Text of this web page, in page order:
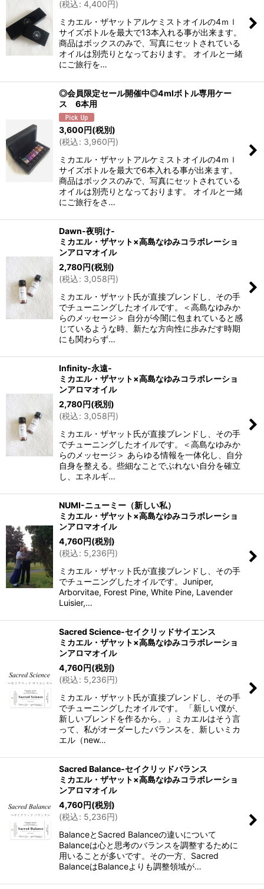
(税込: 4,400円)
ミカエル・ザヤットアルケミストオイルの4ｍｌ
サイズボトルを最大で13本入れる事が出来ます。
商品はボックスのみで、写真にセットされている
オイルは別売りとなっております。 オイルと一緒
にご旅行を…
◎会員限定セール開催中◎4mlボトル専用ケー
ス 6本用
3,600円(税別)
(税込: 3,960円)
ミカエル・ザヤットアルケミストオイルの4ｍｌ
サイズボトルを最大で6本入れる事が出来ます。
商品はボックスのみで、写真にセットされている
オイルは別売りとなっております。 オイルと一緒
にご旅行をさ…
Dawn-夜明け-
ミカエル・ザヤット×高島なゆみコラボレーショ
ンアロマオイル
2,780円(税別)
(税込: 3,058円)
ミカエル・ザヤット氏が直接ブレンドし、その手
でチューニングしたオイルです。＜高島なゆみか
らのメッセージ＞ 自分が今闇に包まれていると感
じているような時、新たな方向性に歩みだす時期
にも関わらず…
Infinity-永遠-
ミカエル・ザヤット×高島なゆみコラボレーショ
ンアロマオイル
2,780円(税別)
(税込: 3,058円)
ミカエル・ザヤット氏が直接ブレンドし、その手
でチューニングしたオイルです。＜高島なゆみか
らのメッセージ＞ あらゆる情報を一体化し、自分
自身を整える。些細なことでぶれない自分を確立
し、エネルギ…
NUMI-ニューミー（新しい私）
ミカエル・ザヤット×高島なゆみコラボレーショ
ンアロマオイル
4,760円(税別)
(税込: 5,236円)
ミカエル・ザヤット氏が直接ブレンドし、その手
でチューニングしたオイルです。Juniper,
Arborvitae, Forest Pine, White Pine, Lavender
Luisier,…
Sacred Science-セイクリッドサイエンス
ミカエル・ザヤット×高島なゆみコラボレーショ
ンアロマオイル
4,760円(税別)
(税込: 5,236円)
ミカエル・ザヤット氏が直接ブレンドし、その手
でチューニングしたオイルです。 「新しい僕が、
新しいブレンドを作るから。」ミカエルはそう言
って、私がオーダーしたバランスを、新しいミカ
エル（new…
Sacred Balance-セイクリッドバランス
ミカエル・ザヤット×高島なゆみコラボレーショ
ンアロマオイル
4,760円(税別)
(税込: 5,236円)
BalanceとSacred Balanceの違いについて
Balanceは心と思考のバランスを調整するために
用いることが多いです。その一方、Sacred
BalanceはBalanceよりも調整領域が…